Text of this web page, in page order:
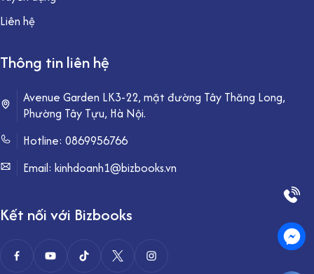
Liên hệ
Thông tin liên hệ
Avenue Garden LK3-22, mặt đường Tây Thăng Long,
Phường Tây Tựu, Hà Nội.
Hotline: 0869956766
Email: kinhdoanh1@bizbooks.vn
Kết nối với Bizbooks